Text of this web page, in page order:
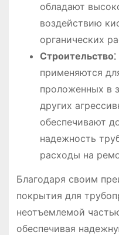
обладают
воздействию
органических
Строительство⁚
применяются
проложенных в
других
обеспечивают
надежность
расходы на
Благодаря своим
покрытия для
неотъемлемой
обеспечивая